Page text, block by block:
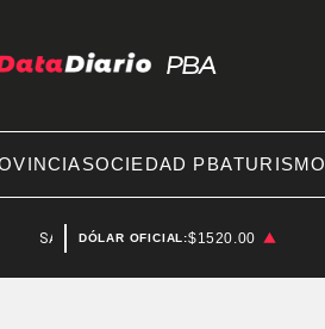
SOCIEDAD PBATURISMO
BAUSILIDÓLAR OFICIAL:$1520.00